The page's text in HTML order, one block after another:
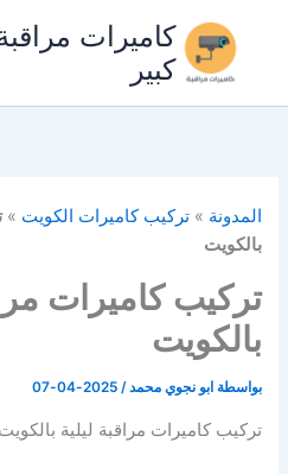
المحتوى
كاميرات
كبير
المدونة »تركيب كاميرات الكويت »
بالكويت
تركيب كاميرات
بالكويت
بواسطة ابو نجوي محمد/
2025-04-07
تركيب كاميرات مراقبة ليلية بالكويت